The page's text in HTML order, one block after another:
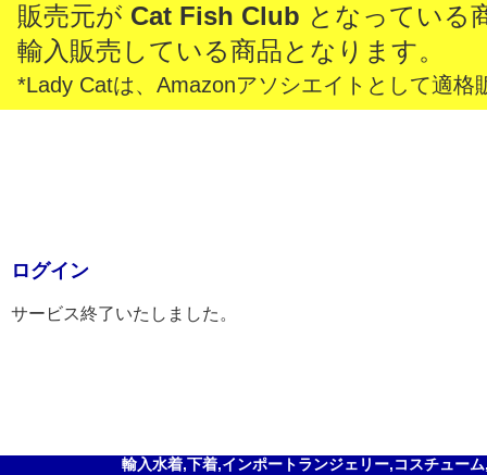
販売元が Cat Fish Club となっている
輸入販売している商品となります。
*Lady Catは、Amazonアソシエイトとして適格
ログイン
サービス終了いたしました。
輸入水着,下着,インポートランジェリー,コスチュー